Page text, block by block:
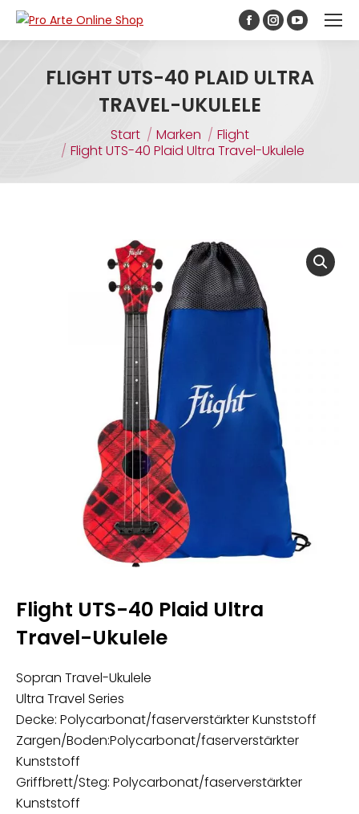
springen
FLIGHT UTS-40 PLAID ULTRA
TRAVEL-UKULELE
Sie befinden sich hier:
Start Marken
Flight
Flight UTS-40 Plaid Ultra Travel-Ukulele
Flight UTS-40 Plaid Ultra
Travel-Ukulele
Sopran Travel-Ukulele
Ultra Travel Series
Decke: Polycarbonat/faserverstärkter Kunststoff
Zargen/Boden:Polycarbonat/faserverstärkter
Kunststoff
Griffbrett/Steg: Polycarbonat/faserverstärkter
Kunststoff